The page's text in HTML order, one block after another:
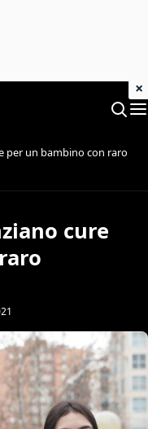
per un bambino con raro
cure
×